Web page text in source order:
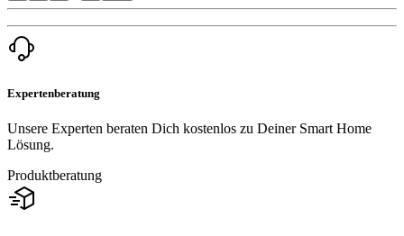
Expertenberatung
Unsere Experten beraten Dich kostenlos zu Deiner Smart Home
Lösung.
Produktberatung